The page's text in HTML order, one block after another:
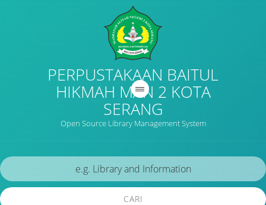
PERPUSTAKAAN BAITUL
HIKMAH MAN 2 KOTA
SERANG
Open Source Library Management System
CARI